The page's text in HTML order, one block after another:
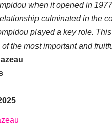
when it opened in
culminated in the
played a key role.
the most important and